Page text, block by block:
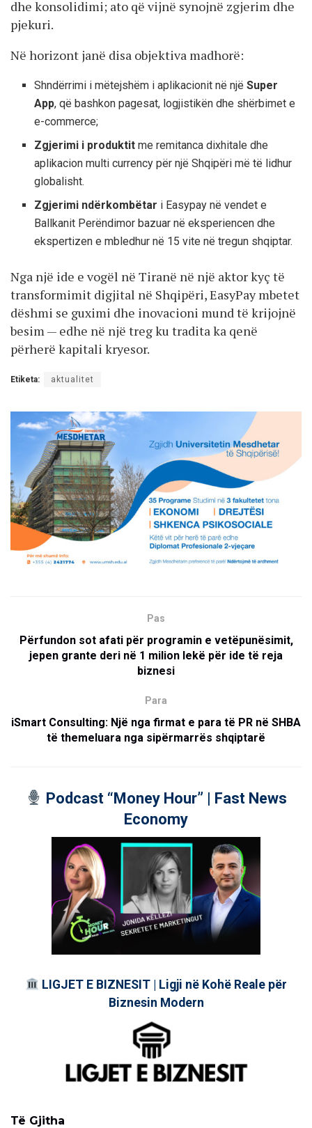
dhe konsolidimi; ato që vijnë synojnë zgjerim dhe
pjekuri.
Në horizont janë disa objektiva madhorë:
Shndërrimi i mëtejshëm i aplikacionit në njëSuper
App, që bashkon pagesat, logjistikën dhe shërbimet e
e-commerce;
Zgjerimi i produktit me remitanca dixhitale dhe
aplikacion multi currency për një Shqipëri më të lidhur
globalisht.
Zgjerimi ndërkombëtar i Easypay në vendet e
Ballkanit Perëndimor bazuar në eksperiencen dhe
ekspertizen e mbledhur në 15 vite në tregun shqiptar.
Nga një ide e vogël në Tiranë në një aktor kyç të
transformimit digjital në Shqipëri, EasyPay mbetet
dëshmi se guximi dhe inovacioni mund të krijojnë
besim — edhe në një treg ku tradita ka qenë
përherë kapitali kryesor.
Etiketa: aktualitet
Pas
Përfundon sot afati për programin e vetëpunësimit,
jepen grante deri në 1 milion lekë për ide të reja
biznesi
Para
iSmart Consulting: Një nga firmat e para të PR në SHBA
të themeluara nga sipërmarrës shqiptarë
Podcast “Money Hour” | Fast News
Economy
LIGJET E BIZNESIT | Ligji në Kohë Reale për
Biznesin Modern
Të Gjitha